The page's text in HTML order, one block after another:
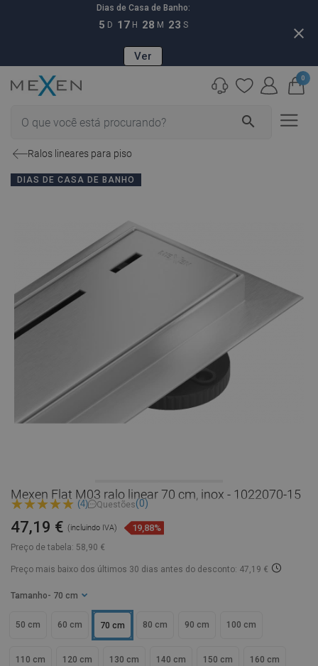
Dias de Casa de Banho:
5 D 17 H 28 M 22 S
Ver
close
search
0
Ralos lineares para piso
DIAS DE CASA DE BANHO
Mexen Flat M03 ralo linear 70 cm, inox - 1022070-15
(4) Questões(0)
Preço de tabela: 58,90 €
47,19 € (incluindo IVA) 19,88%
Preço mais baixo dos últimos 30 dias antes do desconto: 47,19 €
Tamanho - 70 cm
50 cm 60 cm 70 cm 80 cm 90 cm 100 cm
110 cm 120 cm 130 cm 140 cm 150 cm 160 cm